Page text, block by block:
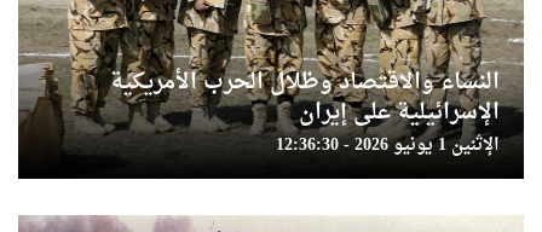
النساء والاقتصاد وظلال الحرب الأمريكية
الإسرائيلية على إيران
الإثنين 1 يونيو 2026 - 12:36:30